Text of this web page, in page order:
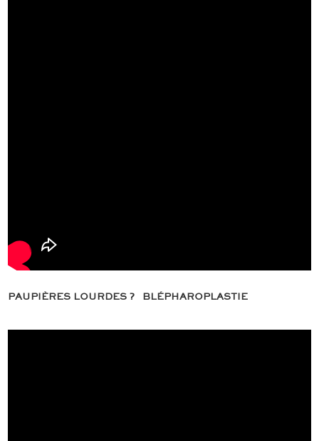
PAUPIÈRES LOURDES ? BLÉPHAROPLASTIE